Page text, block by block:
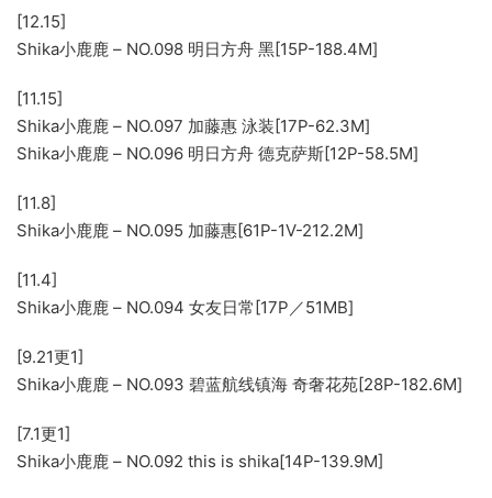
[12.15]
Shika小鹿鹿 – NO.098 明日方舟 黑[15P-188.4M]
[11.15]
Shika小鹿鹿 – NO.097 加藤惠 泳装[17P-62.3M]
Shika小鹿鹿 – NO.096 明日方舟 德克萨斯[12P-58.5M]
[11.8]
Shika小鹿鹿 – NO.095 加藤惠[61P-1V-212.2M]
[11.4]
Shika小鹿鹿 – NO.094 女友日常[17P／51MB]
[9.21更1]
Shika小鹿鹿 – NO.093 碧蓝航线镇海 奇奢花苑[28P-182.6M]
[7.1更1]
Shika小鹿鹿 – NO.092 this is shika[14P-139.9M]